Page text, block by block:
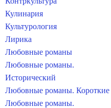
Кулинария
Культурология
Лирика
Любовные романы
Любовные романы.
Исторический
Любовные романы. Короткие
Любовные романы.